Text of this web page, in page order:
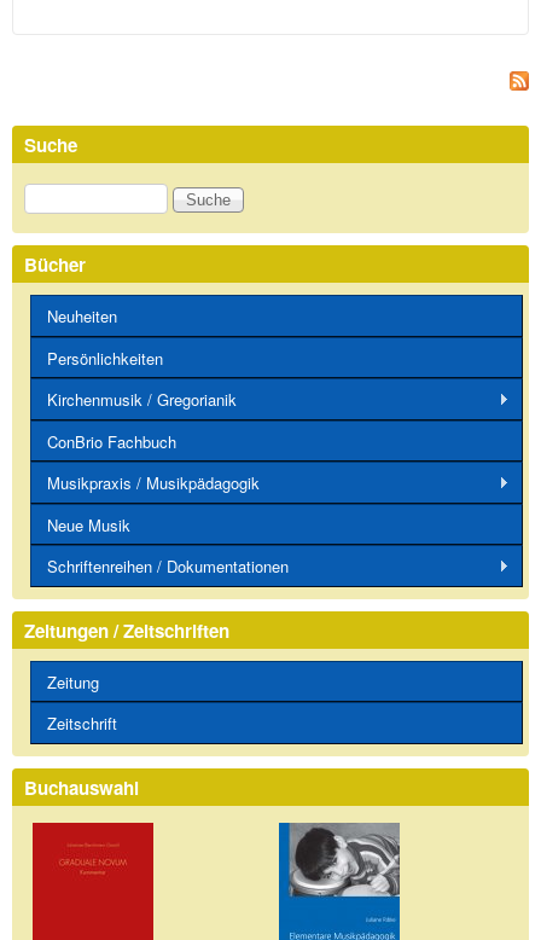
Suche
Suche
Bücher
Neuheiten
Persönlichkeiten
Kirchenmusik / Gregorianik
ConBrio Fachbuch
Musikpraxis / Musikpädagogik
Neue Musik
Schriftenreihen / Dokumentationen
Zeitungen / Zeitschriften
Zeitung
Zeitschrift
Buchauswahl